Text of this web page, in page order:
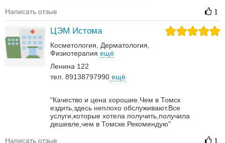
Написать отзыв 1
ЦЭМ Истома
Косметология Дерматология‎
Физиотерапия ещё
Ленина 122
тел. 89138797990 ещё
"Качество и цена хорошие.Чем в Томск
ездить,здесь неплохо обслуживают.Все
услуги,которые хотела получить,получила
дешевле,чем в Томске.Рекомендую"
Написать отзыв 1